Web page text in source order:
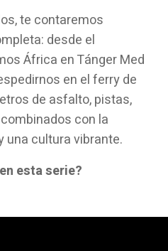
te contaremos
desde el
África en Tánger Med
en el ferry de
de asfalto, pistas,
con la
una cultura vibrante.
esta serie?